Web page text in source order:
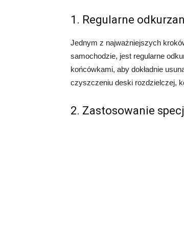
1. Regularne
Jednym z najważniejszych
samochodzie, jest regularne
końcówkami, aby dokładnie
czyszczeniu deski rozdzielczej,
2. Zastosowanie